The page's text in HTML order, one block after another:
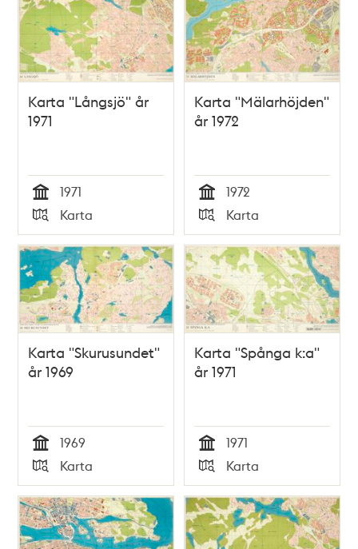
Karta "Långsjö" år
1971
Tid
1971
Typ
Karta
Karta "Mälarhöjden"
år 1972
Tid
1972
Typ
Karta
Karta "Skurusundet"
år 1969
Tid
1969
Typ
Karta
Karta "Spånga k:a"
år 1971
Tid
1971
Typ
Karta